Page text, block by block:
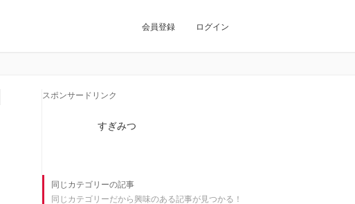
会員登録 ログイン
スポンサードリンク
すぎみつ
同じカテゴリーの記事
同じカテゴリーだから興味のある記事が見つかる！